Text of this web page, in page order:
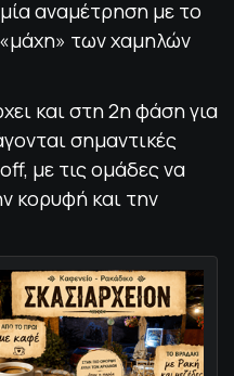
αναμέτρηση με το
των χαμηλών
και στη 2η φάση για
σημαντικές
με τις ομάδες να
κορυφή και την